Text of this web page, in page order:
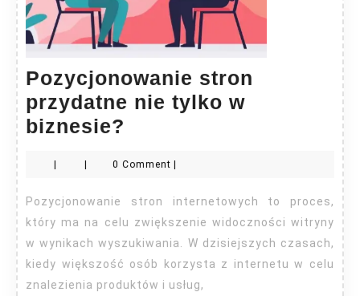
Pozycjonowanie stron
przydatne nie tylko w
biznesie?
przydatne
nie
tylko
w
biznesie?
0 Comment
Pozycjonowanie stron internetowych to proces,
który ma na celu zwiększenie widoczności witryny
w wynikach wyszukiwania. W dzisiejszych czasach,
kiedy większość osób korzysta z internetu w celu
znalezienia produktów i usług,